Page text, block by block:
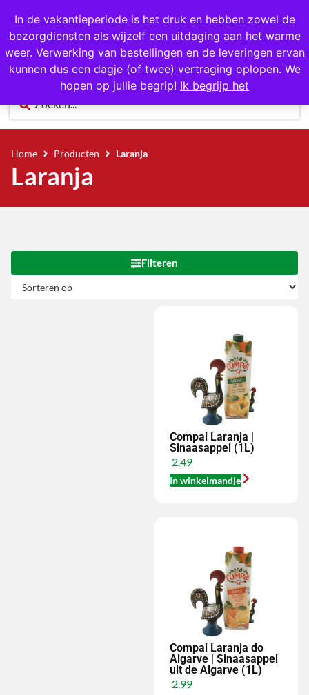
In de vakantieperiode is het druk en hebben zowel de
bezorgdiensten als wijzelf een uitdaging aan het warme
weer. Verwerking van bestellingen en de leveringen ervan
kunnen dus een dagje (of twee) vertraging oplopen. We
hopen op jullie begrip! Ik begrijp het
Gratis op te halen in Hansweert
0
Home Producten Laranja
Laranja
Filteren
Compal Laranja |
Sinaasappel (1L)
2,49
In winkelmandje
Compal Laranja do
Algarve | Sinaasappel
uit de Algarve (1L)
2,99